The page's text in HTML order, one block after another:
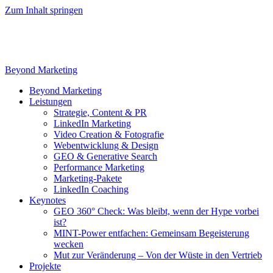
Zum Inhalt springen
Beyond Marketing
Beyond Marketing
Leistungen
Strategie, Content & PR
LinkedIn Marketing
Video Creation & Fotografie
Webentwicklung & Design
GEO & Generative Search
Performance Marketing
Marketing-Pakete
LinkedIn Coaching
Keynotes
GEO 360° Check: Was bleibt, wenn der Hype vorbei
ist?
MINT-Power entfachen: Gemeinsam Begeisterung
wecken
Mut zur Veränderung – Von der Wüste in den Vertrieb
Projekte